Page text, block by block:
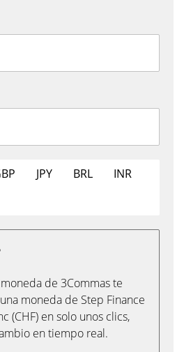
JPY BRL
INR
de 3Commas te
moneda de Step Finance
(CHF) en solo unos clics,
en tiempo real.